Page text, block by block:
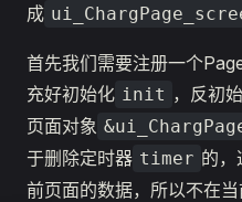
成
首先我们需要注册一个
充好初始化 init ，反初
页面对象
于删除定时器 timer 的，
前页面的数据，所以不在当